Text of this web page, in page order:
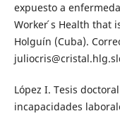
expuesto a
Worker ́s Health that
Holguín (Cuba).
López I. Tesis
incapacidades